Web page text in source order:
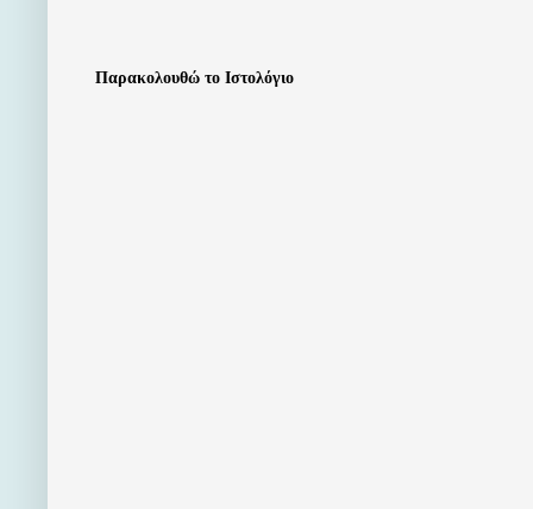
Παρακολουθώ το Ιστολόγιο